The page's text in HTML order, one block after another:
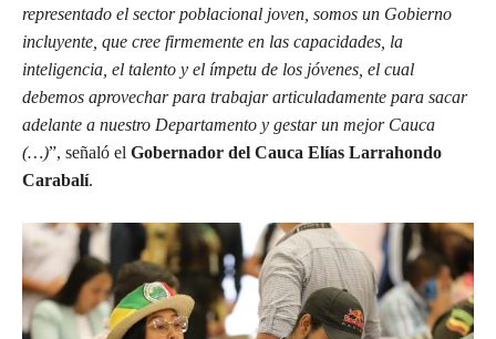
representado el sector poblacional joven, somos un Gobierno
incluyente, que cree firmemente en las capacidades, la
inteligencia, el talento y el ímpetu de los jóvenes, el cual
debemos aprovechar para trabajar articuladamente para sacar
adelante a nuestro Departamento y gestar un mejor Cauca
(…)”, señaló el Gobernador del Cauca Elías Larrahondo
Carabalí.